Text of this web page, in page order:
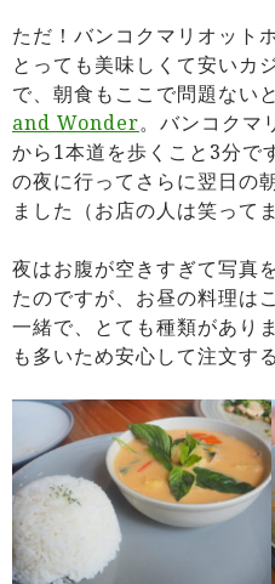
ただ！バンコクマリオット
とっても美味しくて安いカ
で、朝食もここで問題ない
and Wonder。バンコクマ
から1本道を歩くこと3分で
の夜に行ってさらに翌日の
ました（お店の人は笑って
夜はお腹が空きすぎて写真
たのですが、お昼の料理は
一緒で、とても種類があり
も多いため安心して注文す